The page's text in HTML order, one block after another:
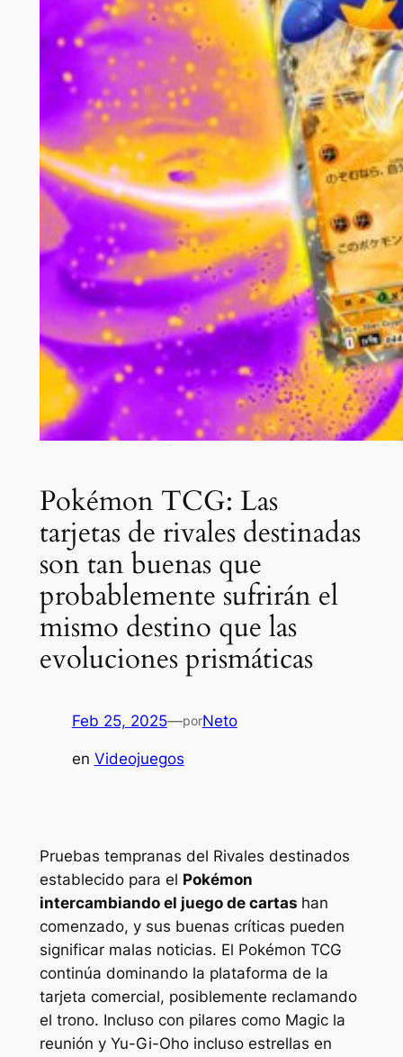
Pokémon TCG: Las
tarjetas de rivales destinadas
son tan buenas que
probablemente sufrirán el
mismo destino que las
evoluciones prismáticas
Feb 25, 2025—porNeto
en Videojuegos
Pruebas tempranas del Rivales destinados
establecido para el Pokémon
intercambiando el juego de cartas han
comenzado, y sus buenas críticas pueden
significar malas noticias. El Pokémon TCG
continúa dominando la plataforma de la
tarjeta comercial, posiblemente reclamando
el trono. Incluso con pilares como Magic la
reunión y Yu-Gi-Oho incluso estrellas en